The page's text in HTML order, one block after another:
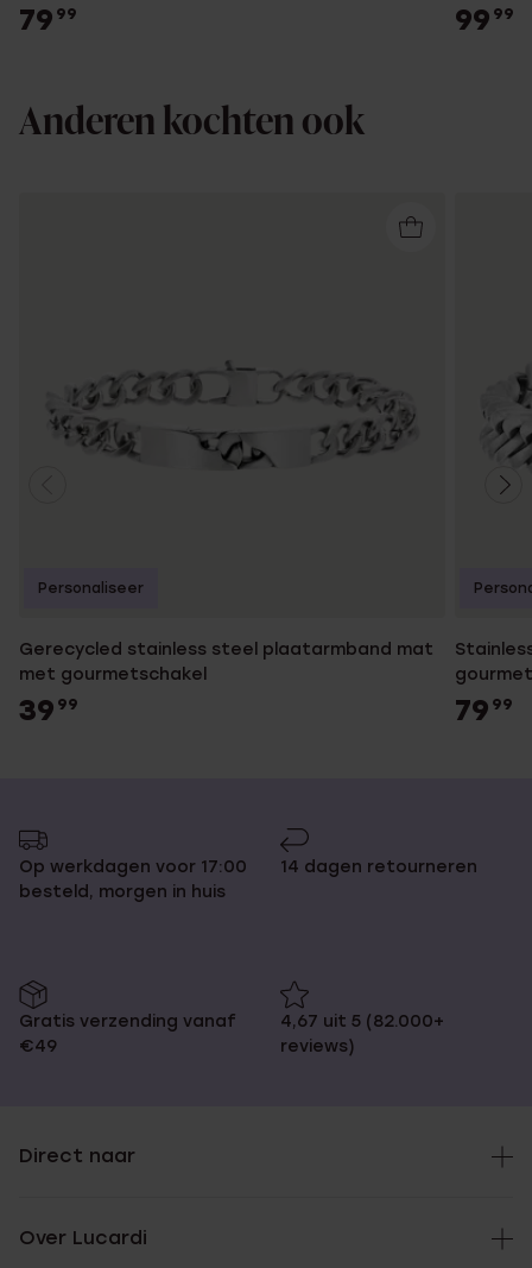
79 99 99 99
Anderen kochten ook
Gerecycled stainless steel plaatarmband mat
met gourmetschakel
39 99
Personaliseer
79 99
Op werkdagen voor 17:00
besteld, morgen in huis
14 dagen retourneren
Gratis verzending vanaf
€49
4,67 uit 5 (82.000+
reviews)
Direct naar
Over Lucardi